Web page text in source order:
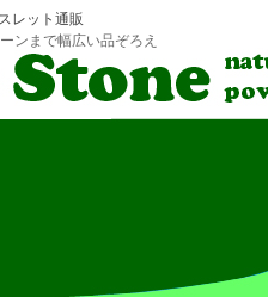
レット通販
ンまで幅広い品ぞろえ